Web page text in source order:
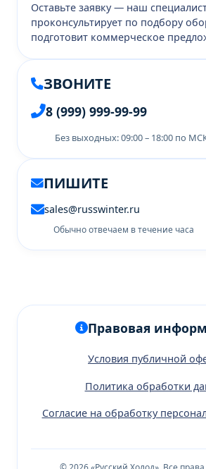
Оставьте заявку — наш
проконсультирует по подбору
подготовит коммерческое
ЗВОНИТЕ
8 (999) 999-99-99
Без выходных: 09:00 – 18:00 по
ПИШИТЕ
sales@russwinter.ru
Обычно отвечаем в течение часа
Правовая
Условия публичной
Политика обработки
Согласие на обработку